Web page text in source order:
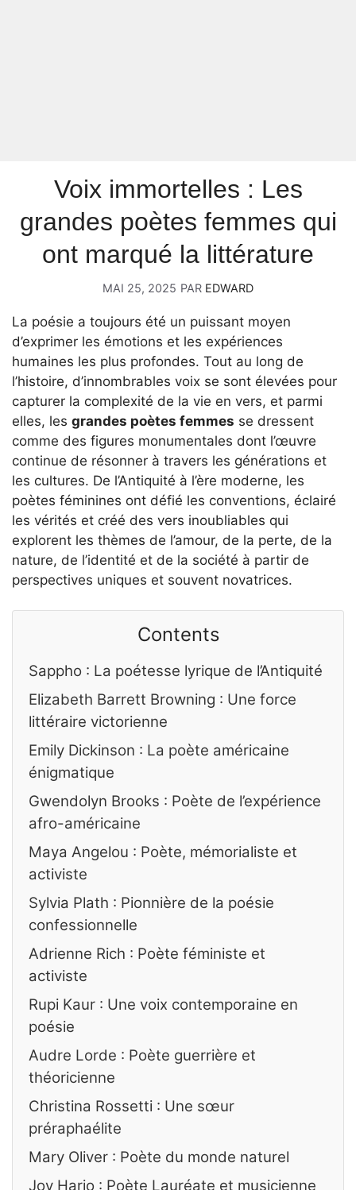
Voix immortelles : Les
grandes poètes femmes qui
ont marqué la littérature
MAI 25, 2025 PAR EDWARD
La poésie a toujours été un puissant moyen
d’exprimer les émotions et les expériences
humaines les plus profondes. Tout au long de
l’histoire, d’innombrables voix se sont élevées pour
capturer la complexité de la vie en vers, et parmi
elles, les grandes poètes femmes se dressent
comme des figures monumentales dont l’œuvre
continue de résonner à travers les générations et
les cultures. De l’Antiquité à l’ère moderne, les
poètes féminines ont défié les conventions, éclairé
les vérités et créé des vers inoubliables qui
explorent les thèmes de l’amour, de la perte, de la
nature, de l’identité et de la société à partir de
perspectives uniques et souvent novatrices.
Contents
Sappho : La poétesse lyrique de l’Antiquité
Elizabeth Barrett Browning : Une force
littéraire victorienne
Emily Dickinson : La poète américaine
énigmatique
Gwendolyn Brooks : Poète de l’expérience
afro-américaine
Maya Angelou : Poète, mémorialiste et
activiste
Sylvia Plath : Pionnière de la poésie
confessionnelle
Adrienne Rich : Poète féministe et
activiste
Rupi Kaur : Une voix contemporaine en
poésie
Audre Lorde : Poète guerrière et
théoricienne
Christina Rossetti : Une sœur
préraphaélite
Mary Oliver : Poète du monde naturel
Joy Harjo : Poète Lauréate et musicienne